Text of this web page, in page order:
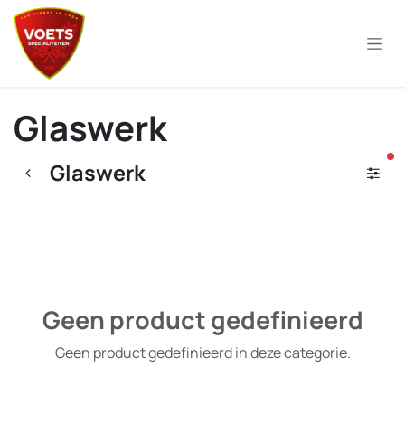
Overslaan naar inhoud
Glaswerk
Glaswerk
Geen product gedefinieerd
Geen product gedefinieerd in deze categorie.